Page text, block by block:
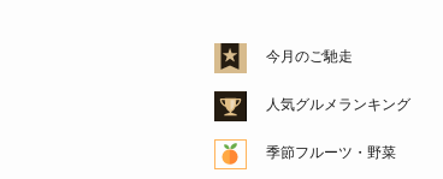
今月のご馳走
人気グルメランキング
季節フルーツ・野菜